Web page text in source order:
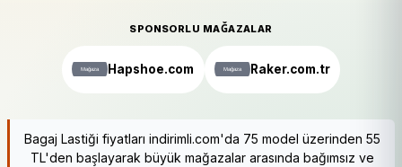
SPONSORLU MAĞAZALAR
Hapshoe.com Raker.com.tr
Bagaj Lastiği fiyatları indirimli.com'da 75 model üzerinden 55
TL'den başlayarak büyük mağazalar arasında bağımsız ve